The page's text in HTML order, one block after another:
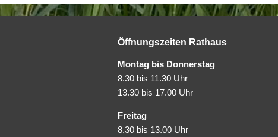
Öffnungszeiten Rathaus
Montag bis Donnerstag
8.30 bis 11.30 Uhr
13.30 bis 17.00 Uhr
Freitag
8.30 bis 13.00 Uhr